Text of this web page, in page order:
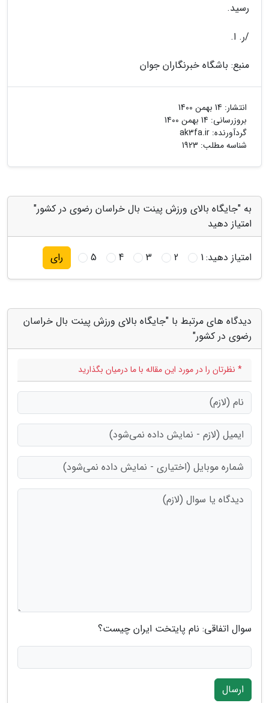
رسید.
/ر. ا.
منبع: باشگاه خبرنگاران جوان
انتشار: 14 بهمن 1400
بروزرسانی: 14 بهمن 1400
گردآورنده: ak3fa.ir
شناسه مطلب: 1923
به "جایگاه بالای ورزش پینت بال خراسان رضوی در کشور"
امتیاز دهید
امتیاز دهید:1
2
3
4
5 رای
دیدگاه های مرتبط با "جایگاه بالای ورزش پینت بال خراسان
رضوی در کشور"
* نظرتان را در مورد این مقاله با ما درمیان بگذارید
سوال اتفاقی: نام پایتخت ایران چیست؟
ارسال